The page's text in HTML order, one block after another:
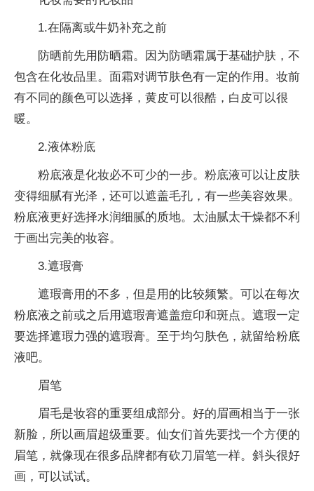
1.在隔离或牛奶补充之前
防晒前先用防晒霜。因为防晒霜属于基础护肤，不
包含在化妆品里。面霜对调节肤色有一定的作用。妆前
有不同的颜色可以选择，黄皮可以很酷，白皮可以很
暖。
2.液体粉底
粉底液是化妆必不可少的一步。粉底液可以让皮肤
变得细腻有光泽，还可以遮盖毛孔，有一些美容效果。
粉底液更好选择水润细腻的质地。太油腻太干燥都不利
于画出完美的妆容。
3.遮瑕膏
遮瑕膏用的不多，但是用的比较频繁。可以在每次
粉底液之前或之后用遮瑕膏遮盖痘印和斑点。遮瑕一定
要选择遮瑕力强的遮瑕膏。至于均匀肤色，就留给粉底
液吧。
眉笔
眉毛是妆容的重要组成部分。好的眉画相当于一张
新脸，所以画眉超级重要。仙女们首先要找一个方便的
眉笔，就像现在很多品牌都有砍刀眉笔一样。斜头很好
画，可以试试。